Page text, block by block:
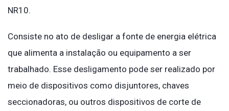
NR10.
Consiste no ato de desligar a fonte de energia elétrica
que alimenta a instalação ou equipamento a ser
trabalhado. Esse desligamento pode ser realizado por
meio de dispositivos como disjuntores, chaves
seccionadoras, ou outros dispositivos de corte de